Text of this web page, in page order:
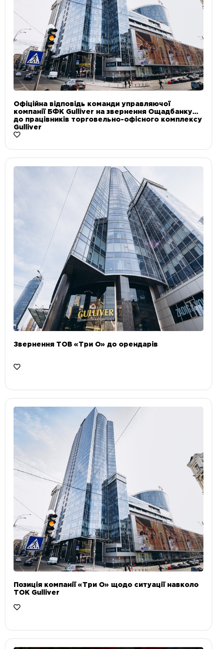
Офіційна відповідь команди управляючої
компанії БФК Gulliver на звернення Ощадбанку
до працівників торговельно-офісного комплексу
Gulliver
Звернення ТОВ «Три О» до орендарів
Позиція компанії «Три О» щодо ситуації навколо
ТОК Gulliver